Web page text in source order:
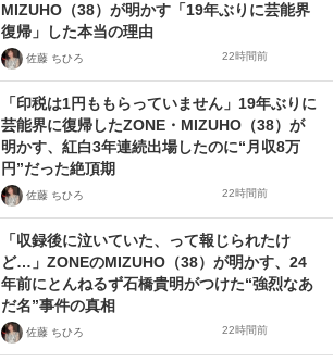
MIZUHO（38）が明かす「19年ぶりに芸能界
復帰」した本当の理由
佐藤 ちひろ 22時間前
「印税は1円ももらっていません」19年ぶりに
芸能界に復帰したZONE・MIZUHO（38）が
明かす、紅白3年連続出場したのに“月収8万
円”だった絶頂期
佐藤 ちひろ 22時間前
「収録後に泣いていた、って報じられたけ
ど…」ZONEのMIZUHO（38）が明かす、24
年前にとんねるず石橋貴明がつけた“強烈なあ
だ名”事件の真相
佐藤 ちひろ 22時間前